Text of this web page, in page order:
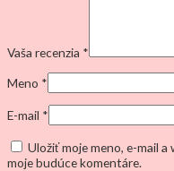
Vaša recenzia *
Meno *
E-mail *
Uložiť moje meno, e-mail
moje budúce komentáre.